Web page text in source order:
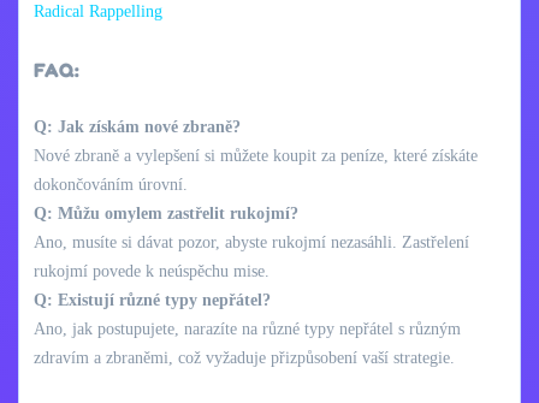
Radical Rappelling
FAQ:
Q: Jak získám nové zbraně?
Nové zbraně a vylepšení si můžete koupit za peníze, které získáte
dokončováním úrovní.
Q: Můžu omylem zastřelit rukojmí?
Ano, musíte si dávat pozor, abyste rukojmí nezasáhli. Zastřelení
rukojmí povede k neúspěchu mise.
Q: Existují různé typy nepřátel?
Ano, jak postupujete, narazíte na různé typy nepřátel s různým
zdravím a zbraněmi, což vyžaduje přizpůsobení vaší strategie.